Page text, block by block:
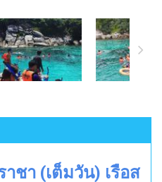
าชา (เต็มวัน) เรือส